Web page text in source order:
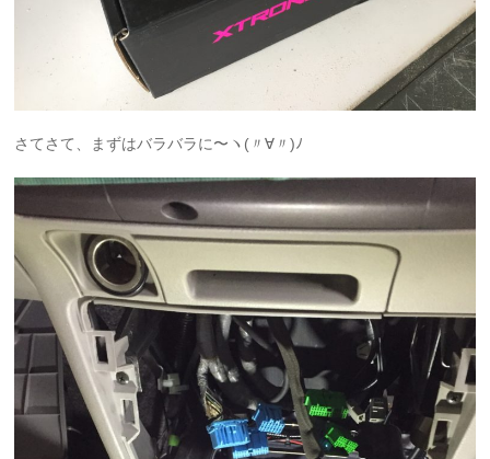
さてさて、まずはバラバラに〜ヽ(〃∀〃)ﾉ